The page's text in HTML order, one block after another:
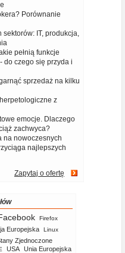
Porównanie
sektorów: IT, produkcja,
pełnią funkcje
do czego się przyda i
sprzedaż na kilku
z
emocje. Dlaczego
zachwyca?
na nowoczesnych
najlepszych
Zapytaj o ofertę
Firefox
Europejska Linux
Zjednoczone
USA Unia Europejska